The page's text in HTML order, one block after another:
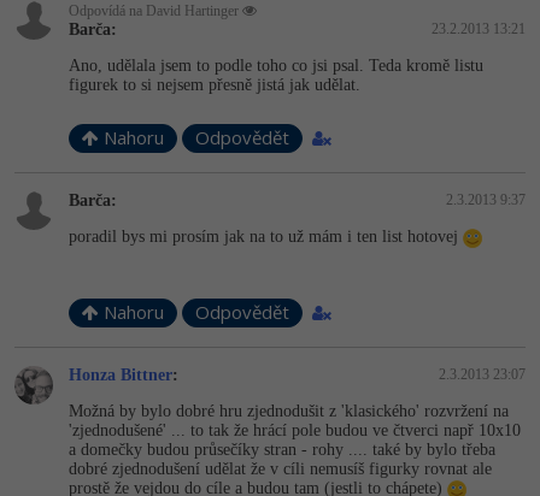
Odpovídá na David Hartinger
Barča: 23.2.2013 13:21
Ano, udělala jsem to podle toho co jsi psal. Teda kromě listu
figurek to si nejsem přesně jistá jak udělat.
Nahoru Odpovědět
Barča: 2.3.2013 9:37
poradil bys mi prosím jak na to už mám i ten list hotovej
Nahoru Odpovědět
Honza Bittner: 2.3.2013 23:07
Možná by bylo dobré hru zjednodušit z 'klasického' rozvržení na
'zjednodušené' ... to tak že hrácí pole budou ve čtverci např 10x10
a domečky budou průsečíky stran - rohy .... také by bylo třeba
dobré zjednodušení udělat že v cíli nemusíš figurky rovnat ale
prostě že vejdou do cíle a budou tam (jestli to chápete)